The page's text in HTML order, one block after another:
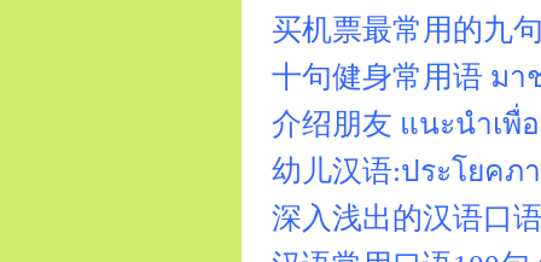
买机票最常用的九
十句健身常用语 ม
介绍朋友 แนะนำเพื่
幼儿汉语:ประโยค
深入浅出的汉语口